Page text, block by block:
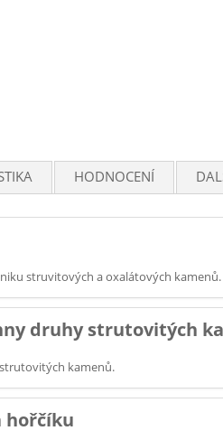
HODNOCENÍ
struvitových a oxalátových kamenů.
druhy strutovitých
kamenů.
hořčíku